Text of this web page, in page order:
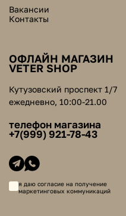
Вакансии
Контакты
ОФЛАЙН МАГАЗИН
VETER SHOP
Кутузовский проспект 1/7
ежедневно, 10:00-21.00
телефон магазина
+7(999) 921-78-43
я даю согласие на получение
маркетинговых коммуникаций